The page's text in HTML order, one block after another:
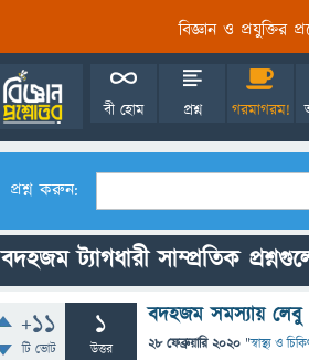
বিজ্ঞান ও প্রযুক্তির
বী হোম প্রশ্ন গরমাগরম!
প্রশ্ন করুন:
বদহজম ট্যাগধারী সাম্প্রতিক
+11
টি ভোট
1
উত্তর
বদহজম সমস্যায় লেবু
28 ফেব্রুয়ারি 2020 "স্বাস্থ্য ও